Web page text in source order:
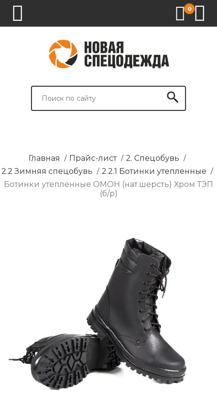
0
СПЕЦОДЕЖДА
СПЕЦОБУВЬ
СРЕДСТВА
ВСПОМОГАТЕЛЬНЫЕ
БРЕНДИРОВАНИЕ
Главная / Прайс-лист / 2. Спецобувь /
2.2 Зимняя спецобувь / 2.2.1 Ботинки утепленные /
Ботинки утепленные ОМОН (нат.шерсть) Хром ТЭП
(б/р)